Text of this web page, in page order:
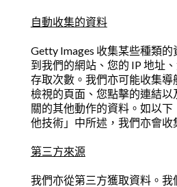
自動收集的資料
Getty Images 收集某些種類
到我們的網站、您的 IP 地址
存取次數。我們亦可能收集導
檢視的頁面、您點擊的連結以
關的其他動作的資料。如以下
他技術」中所述，我們亦會收
第三方來源
我們亦從第三方獲取資料。